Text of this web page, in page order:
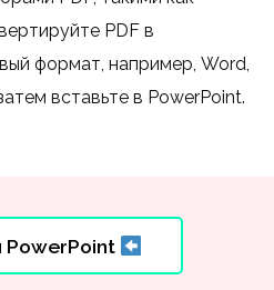
PDF в
формат, например, Word,
вставьте в PowerPoint.
PowerPoint